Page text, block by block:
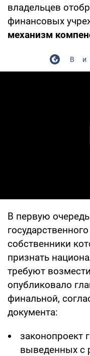
владельцев
финансовых
механизм
В первую
собственники
признать
требуют
опубликовало
финальной,
документа:
законопроект
выведенных с